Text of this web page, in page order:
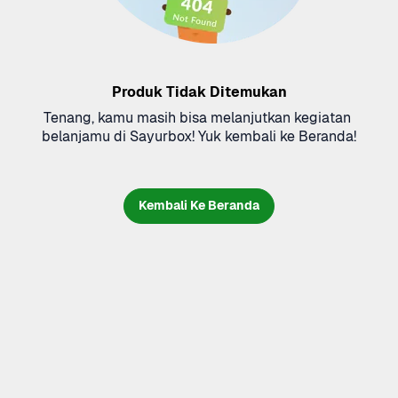
Produk Tidak Ditemukan
Tenang, kamu masih bisa melanjutkan kegiatan
belanjamu di Sayurbox! Yuk kembali ke Beranda!
Kembali Ke Beranda